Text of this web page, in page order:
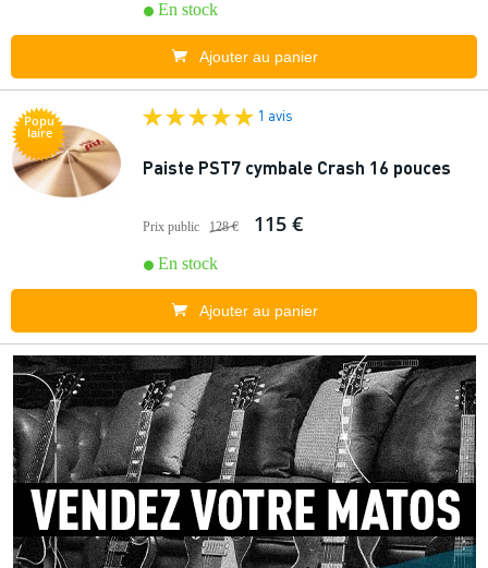
En stock
Ajouter au panier
Popu
laire
1 avis
Paiste PST7 cymbale Crash 16 pouces
Prix public 128 € 115 €
En stock
Ajouter au panier